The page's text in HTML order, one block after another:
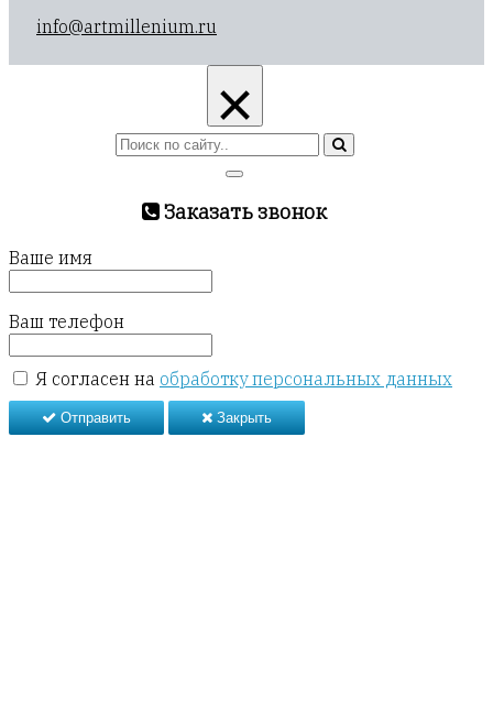
info@artmillenium.ru
×
Заказать звонок
Ваше имя
Ваш телефон
Я согласен на обработку персональных данных
Отправить Закрыть